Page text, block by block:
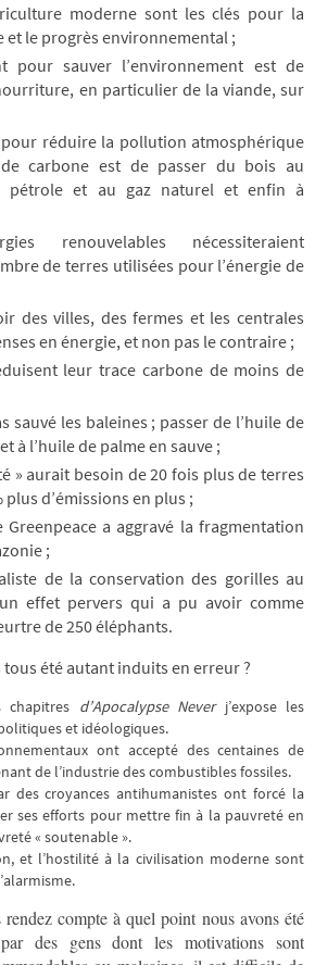
moderne sont les clés pour la
le progrès environnemental ;
pour sauver l’environnement est de
en particulier de la viande, sur
réduire la pollution atmosphérique
carbone est de passer du bois au
pétrole et au gaz naturel et enfin à
renouvelables nécessiteraient
de terres utilisées pour l’énergie de
des villes, des fermes et les centrales
en énergie, et non pas le contraire ;
leur trace carbone de moins de
sauvé les baleines ; passer de l’huile de
à l’huile de palme en sauve ;
» aurait besoin de 20 fois plus de terres
d’émissions en plus ;
Greenpeace a aggravé la fragmentation
;
de la conservation des gorilles au
effet pervers qui a pu avoir comme
de 250 éléphants.
été autant induits en erreur ?
d’Apocalypse Never j’expose les
et idéologiques.
ont accepté des centaines de
de l’industrie des combustibles fossiles.
des croyances antihumanistes ont forcé la
ses efforts pour mettre fin à la pauvreté en
« soutenable ».
et l’hostilité à la civilisation moderne sont
compte à quel point nous avons été
par des gens dont les motivations sont